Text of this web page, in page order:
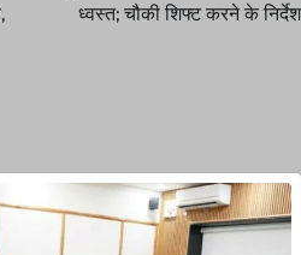
ध्वस्त; चौकी शिफ्ट करने के निर्देश